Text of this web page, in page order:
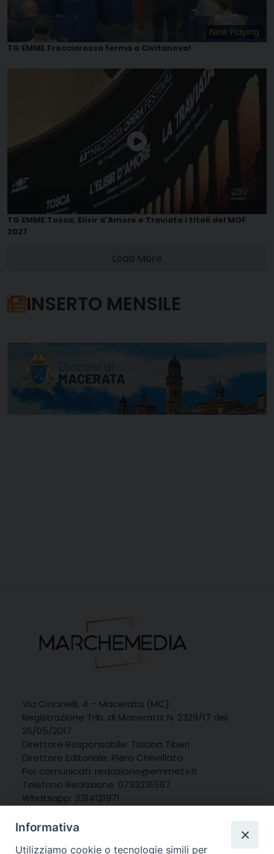
Now Playing
TG EMME.Frecciarossa ferma a Civitanova!
TG EMME.Tosca, Elisir d'Amore e Traviata i titoli del MOF
2027
Load More
INSERTO MENSILE
Via Cincinelli, 4 – Macerata (MC)
Registrazione Trib. di Macerata: N. 2329/17 del
26/05/2017
Direttore Responsabile: Tiziana Tiberi
Direttore Editoriale: Piero Chinellato
Per comunicati: redazione@emmetv.it
Telefono Redazione: 0733231567
Whatsapp: 3314121971
Informativa
Utilizziamo cookie o tecnologie simili per